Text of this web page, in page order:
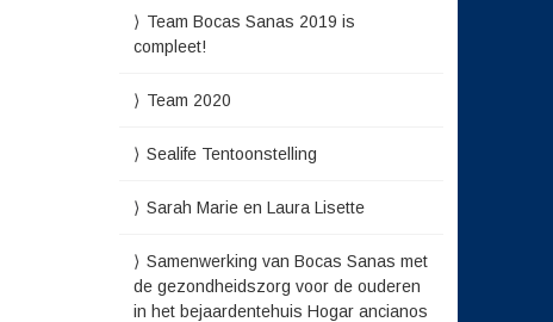
Team Bocas Sanas 2019 is
compleet!
Team 2020
Sealife Tentoonstelling
Sarah Marie en Laura Lisette
Samenwerking van Bocas Sanas met
de gezondheidszorg voor de ouderen
in het bejaardentehuis Hogar ancianos